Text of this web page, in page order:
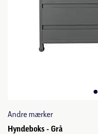
Andre mærker
Hyndeboks - Grå